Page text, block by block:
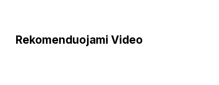
Rekomenduojami Video